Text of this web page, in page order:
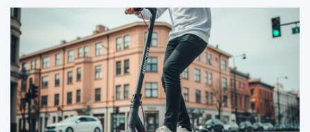
a
m
i
l
i
c
ą
c